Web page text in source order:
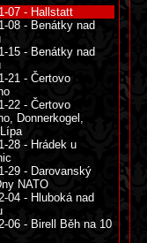
07 - Hallstatt
08 - Benátky nad
15 - Benátky nad
21 - Čertovo
22 - Čertovo
Donnerkogel,
28 - Hrádek u
29 - Darovanský
NATO
04 - Hluboká nad
06 - Birell Běh na 10